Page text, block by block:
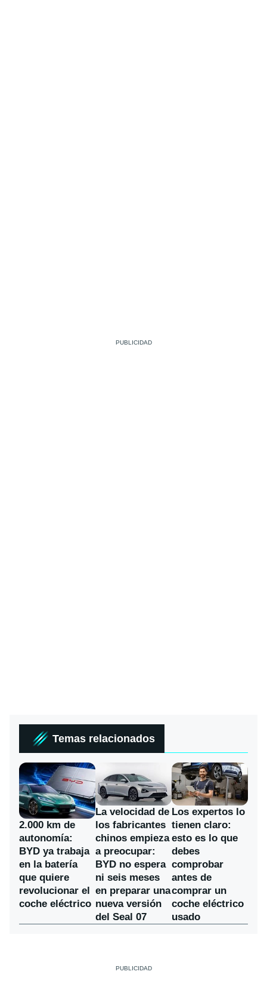
Temas relacionados
2.000 km de
autonomía:
BYD ya trabaja
en la batería
que quiere
revolucionar el
coche eléctrico
La velocidad de
los fabricantes
chinos empieza
a preocupar:
BYD no espera
ni seis meses
en preparar una
nueva versión
del Seal 07
Los expertos lo
tienen claro:
esto es lo que
debes
comprobar
antes de
comprar un
coche eléctrico
usado